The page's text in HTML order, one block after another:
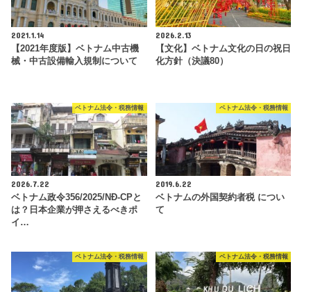
2021.1.14
【2021年度版】ベトナム中古機
械・中古設備輸入規制について
2026.2.13
【文化】ベトナム文化の日の祝日
化方針（決議80）
ベトナム法令・税務情報
2026.7.22
ベトナム政令356/2025/NĐ-CPと
は？日本企業が押さえるべきポ
イ…
ベトナム法令・税務情報
2019.6.22
ベトナムの外国契約者税 につい
て
ベトナム法令・税務情報 ベトナム法令・税務情報